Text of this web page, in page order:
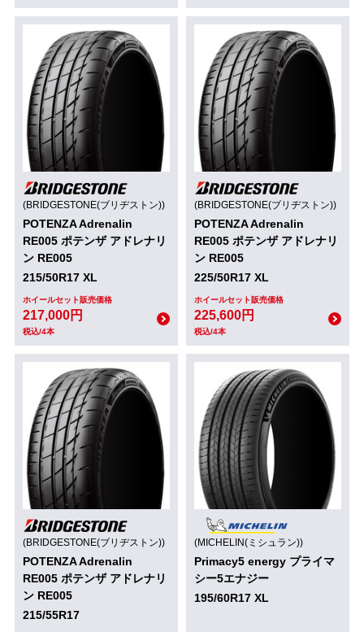
(BRIDGESTONE(ブリヂストン))
POTENZA Adrenalin
RE005 ポテンザ アドレナリ
ン RE005
215/50R17 XL
ホイールセット販売価格
217,000円
税込/4本
(BRIDGESTONE(ブリヂストン))
POTENZA Adrenalin
RE005 ポテンザ アドレナリ
ン RE005
225/50R17 XL
ホイールセット販売価格
225,600円
税込/4本
(BRIDGESTONE(ブリヂストン))
POTENZA Adrenalin
RE005 ポテンザ アドレナリ
ン RE005
215/55R17
(MICHELIN(ミシュラン))
Primacy5 energy プライマ
シー5エナジー
195/60R17 XL